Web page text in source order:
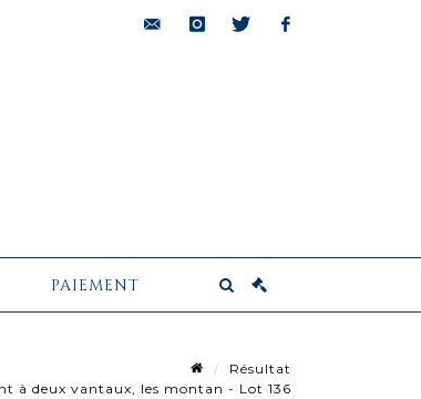
PAIEMENT
Résultat
à deux vantaux, les montan - Lot 136